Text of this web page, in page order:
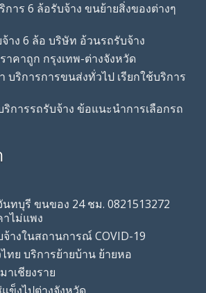
การ 6 ล้อรับจ้าง ขนย้ายสิ่งของต่างๆ
าง 6 ล้อ บริษัท อ้วนรถรับจ้าง
าคาถูก กรุงเทพ-ต่างจังหวัด
ริการการขนส่งทั่วไป เรียกใช้บริการ
ริการรถรับจ้าง ข้อแนะนำการเลือกรถ
นทบุรี ขนของ 24 ชม. 0821513272
าไม่แพง
จ้างในสถานการณ์ COVID-19
ทย บริการย้ายบ้าน ย้ายหอ
าเชียงราย